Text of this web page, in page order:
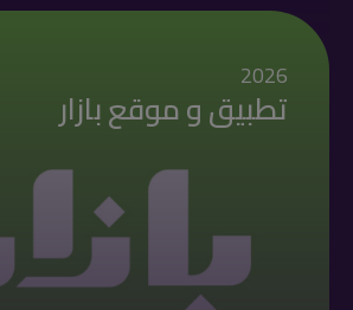
2026
تطبيق و موقع بازار